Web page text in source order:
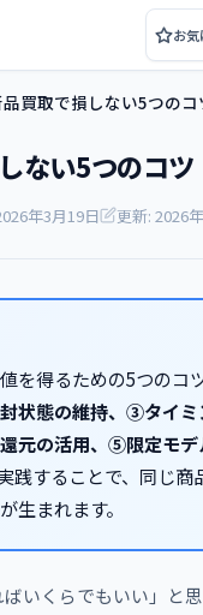
お気
買取で損しない5つのコ
ない5つのコツ
年3月19日 更新: 2026
を得るための5つのコツ
状態の維持、③タイミ
元の活用、⑤限定モデ
践することで、同じ商
生まれます。
いくらでもいい」と思